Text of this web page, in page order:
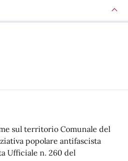
sul territorio Comunale del
popolare antifascista
Ufficiale n. 260 del